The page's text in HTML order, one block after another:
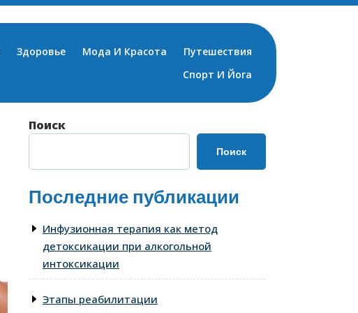
Здоровье Мода И Красота
Путешествия
Спорт И Йога
Поиск
Поиск
Последние публикации
Инфузионная терапия как метод
детоксикации при алкогольной
интоксикации
Этапы реабилитации